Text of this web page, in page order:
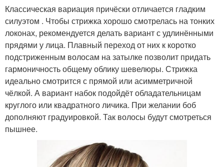
Классическая вариация причёски отличается гладким
силуэтом . Чтобы стрижка хорошо смотрелась на тонких
локонах, рекомендуется делать вариант с удлинёнными
прядями у лица. Плавный переход от них к коротко
подстриженным волосам на затылке позволит придать
гармоничность общему облику шевелюры. Стрижка
идеально смотрится с прямой или асимметричной
чёлкой. А вариант набок подойдёт обладательницам
круглого или квадратного личика. При желании боб
дополняют градуировкой. Так волосы будут смотреться
пышнее.